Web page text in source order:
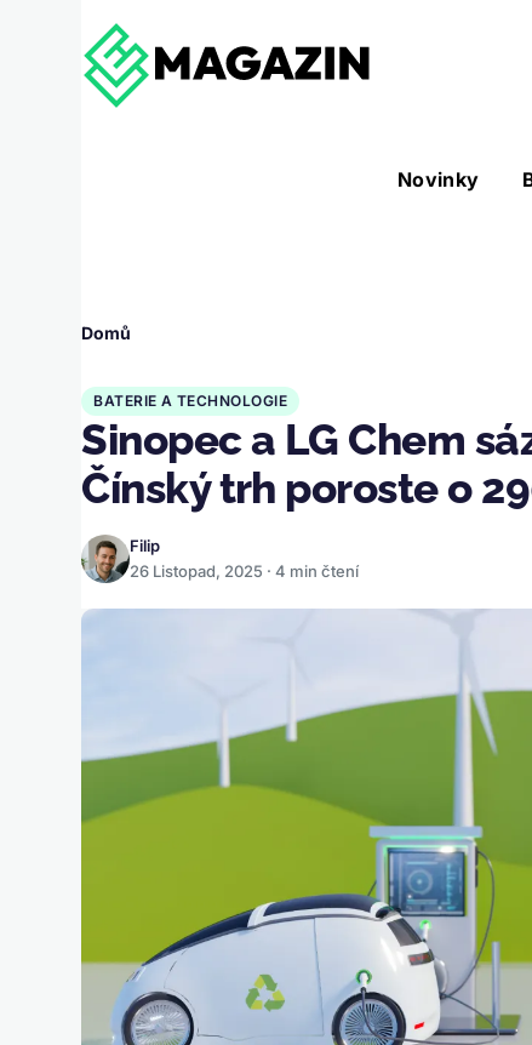
Hlavní
Novinky
Nástroje sub-navigation
Drobečková
navigace
Domů
BATERIE A TECHNOLOGIE
Sinopec a LG Chem
Čínský trh poroste o
Filip
26 Listopad, 2025 · 4 min čtení